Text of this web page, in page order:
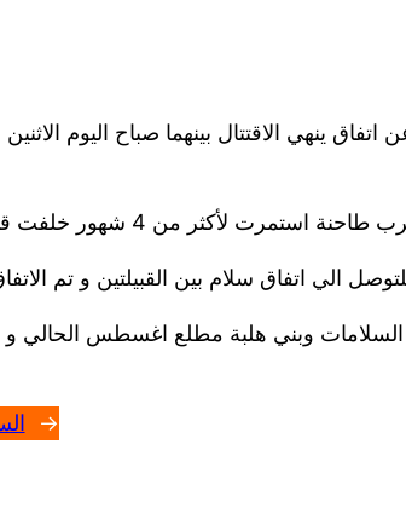
اتفاق ينهي الاقتتال بينهما صباح اليوم
من 4 شهور خلفت قتلي و جرحي من الطرفيين .
الي اتفاق سلام بين القبيلتين و تم
←